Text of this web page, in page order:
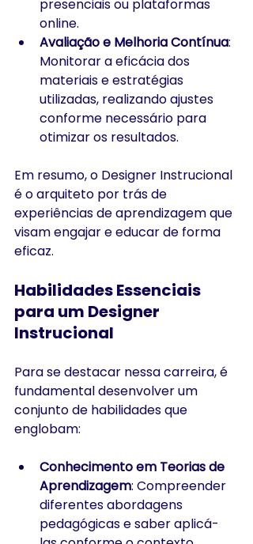
presenciais ou plataformas
online.​
Avaliação e Melhoria Contínua:
Monitorar a eficácia dos
materiais e estratégias
utilizadas, realizando ajustes
conforme necessário para
otimizar os resultados.​
Em resumo, o Designer Instrucional
é o arquiteto por trás de
experiências de aprendizagem que
visam engajar e educar de forma
eficaz. ​
Habilidades Essenciais
para um Designer
Instrucional
Para se destacar nessa carreira, é
fundamental desenvolver um
conjunto de habilidades que
englobam:
Conhecimento em Teorias de
Aprendizagem: Compreender
diferentes abordagens
pedagógicas e saber aplicá-